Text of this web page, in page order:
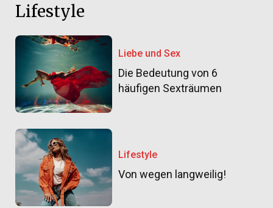
Lifestyle
Liebe und Sex
Die Bedeutung von 6
häufigen Sexträumen
Lifestyle
Von wegen langweilig!